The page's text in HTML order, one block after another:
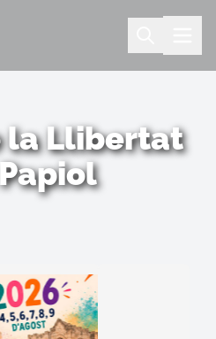
la Llibertat